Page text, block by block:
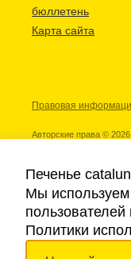
бюллетень
Карта сайта
Правовая
Авторские права ©
Наши партнеры
Печенье
Мы
Политики